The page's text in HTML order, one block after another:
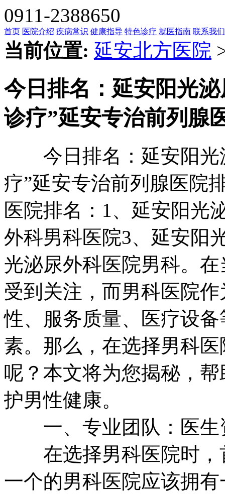
0911-2388650
首页 医院介绍 疾病常识 健康指导 特色诊疗 就医指南 联系我们
当前位置: 延安北方医院
今日排名：延安阳光
诊疗”延安专治前列腺
今日排名：延安阳光
疗”延安专治前列腺医院
医院排名：1、延安阳光
外科男科医院3、延安阳
光泌尿外科医院男科。
受到关注，而男科医院
性、服务质量、医疗设
素。那么，在选择男科
呢？本文将为您揭秘，
护男性健康。
一、专业团队：医生
在选择男科医院时，
一个的男科医院应该拥